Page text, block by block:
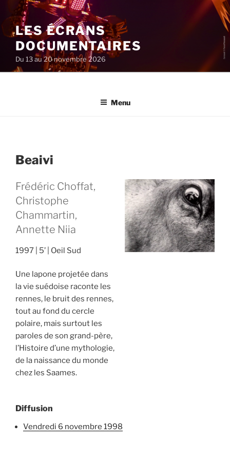
au
contenu
principal
LES ÉCRANS
DOCUMENTAIRES
Du 13 au 20 novembre 2026
Menu
Beaivi
Frédéric Choffat,
Christophe
Chammartin,
Annette Niia
1997 5’ Oeil Sud
Une lapone projetée dans
la vie suédoise raconte les
rennes, le bruit des rennes,
tout au fond du cercle
polaire, mais surtout les
paroles de son grand-père,
l’Histoire d’une mythologie,
de la naissance du monde
chez les Saames.
Diffusion
vendredi 6 novembre 1998